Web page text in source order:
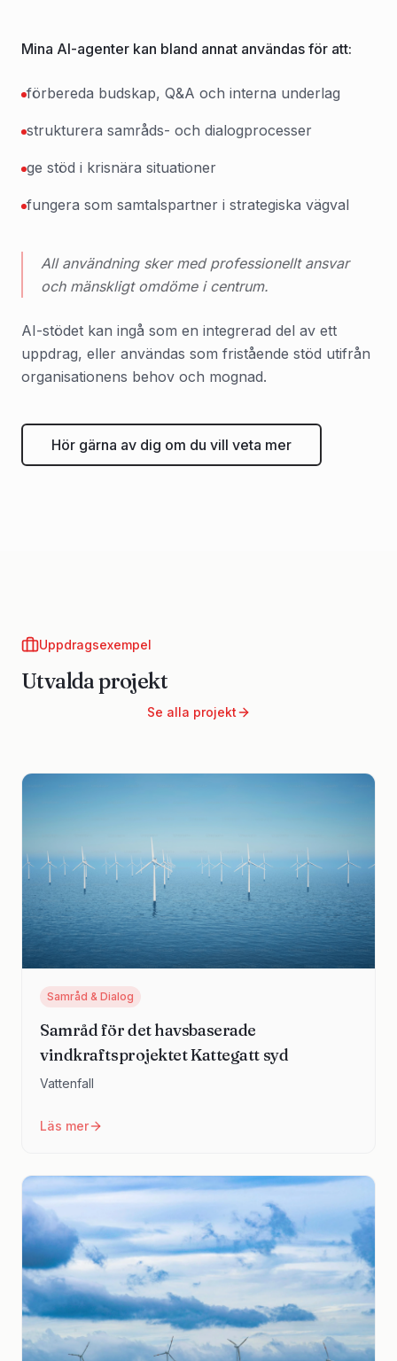
Mina AI-agenter kan bland annat användas för att:
förbereda budskap, Q&A och interna underlag
strukturera samråds- och dialogprocesser
ge stöd i krisnära situationer
fungera som samtalspartner i strategiska vägval
All användning sker med professionellt ansvar
och mänskligt omdöme i centrum.
AI-stödet kan ingå som en integrerad del av ett
uppdrag, eller användas som fristående stöd utifrån
organisationens behov och mognad.
Hör gärna av dig om du vill veta mer
Uppdragsexempel
Utvalda projekt
Se alla projekt
Samråd & Dialog
Samråd för det havsbaserade
vindkraftsprojektet Kattegatt syd
Vattenfall
Läs mer